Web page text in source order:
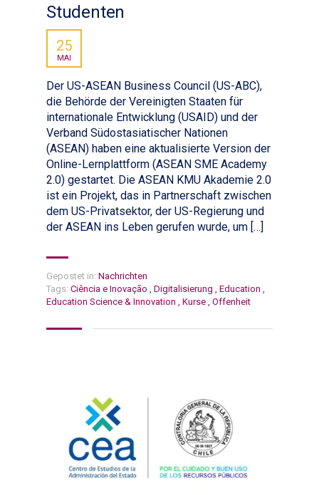
Studenten
25
MAI
Der US-ASEAN Business Council (US-ABC),
die Behörde der Vereinigten Staaten für
internationale Entwicklung (USAID) und der
Verband Südostasiatischer Nationen
(ASEAN) haben eine aktualisierte Version der
Online-Lernplattform (ASEAN SME Academy
2.0) gestartet. Die ASEAN KMU Akademie 2.0
ist ein Projekt, das in Partnerschaft zwischen
dem US-Privatsektor, der US-Regierung und
der ASEAN ins Leben gerufen wurde, um […]
Gepostet in: Nachrichten
Tags: Ciência e Inovação , Digitalisierung , Education ,
Education Science & Innovation , Kurse , Offenheit